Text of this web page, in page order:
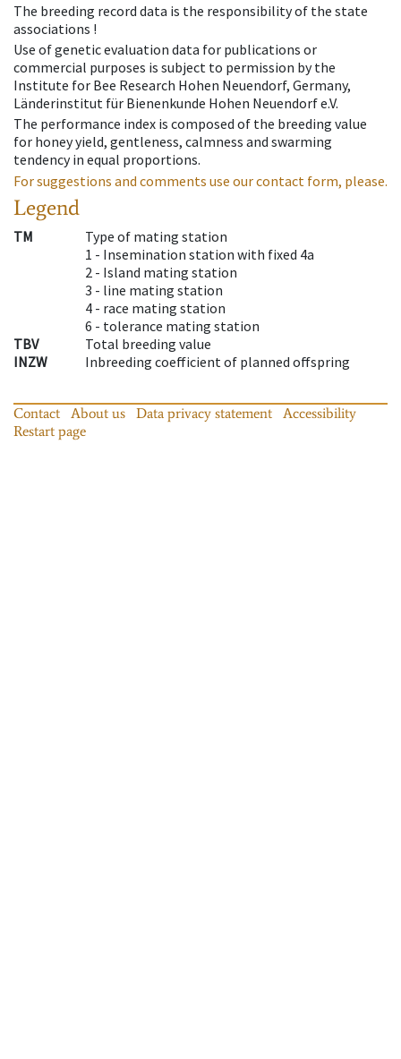
The breeding record data is the responsibility of the state
associations !
Use of genetic evaluation data for publications or
commercial purposes is subject to permission by the
Institute for Bee Research Hohen Neuendorf, Germany,
Länderinstitut für Bienenkunde Hohen Neuendorf e.V.
The performance index is composed of the breeding value
for honey yield, gentleness, calmness and swarming
tendency in equal proportions.
For suggestions and comments use our contact form, please.
Legend
TM
Type of mating station
1 - Insemination station with fixed 4a
2 - Island mating station
3 - line mating station
4 - race mating station
6 - tolerance mating station
TBV
Total breeding value
INZW
Inbreeding coefficient of planned offspring
Contact About us Data privacy statement
Accessibility
Restart page